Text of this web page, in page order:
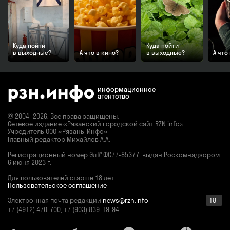
Куда пойти
в выходные?
А что в кино?
Куда пойти
в выходные?
А что
информационное
агентство
© 2004–2026. Все права защищены.
Сетевое издание «Рязанский городской сайт RZN.info»
Учредитель ООО «Рязань-Инфо»
Главный редактор Михайлов А.А.
Регистрационный номер Эл № ФС77-85377, выдан Роскомнадзором
6 июня 2023 г.
Для пользователей старше 18 лет
Пользовательское соглашение
Электронная почта редакции news@rzn.info
18+
+7 (4912) 470-700, +7 (903) 839-19-94